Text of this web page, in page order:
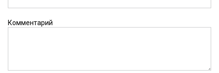
Комментарий